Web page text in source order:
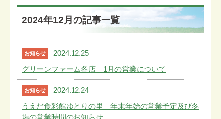
2024年12月の記事一覧
お知らせ
2024.12.25
グリーンファーム各店 1月の営業について
お知らせ
2024.12.24
うえだ食彩館ゆとりの里 年末年始の営業予定及び冬
場の営業時間のお知らせ